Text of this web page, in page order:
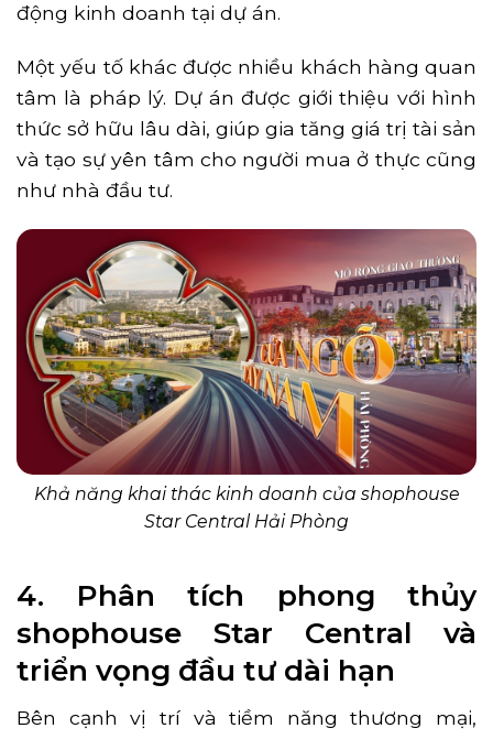
động kinh doanh tại dự án.
Một yếu tố khác được nhiều khách hàng quan
tâm là pháp lý. Dự án được giới thiệu với hình
thức sở hữu lâu dài, giúp gia tăng giá trị tài sản
và tạo sự yên tâm cho người mua ở thực cũng
như nhà đầu tư.
Khả năng khai thác kinh doanh của shophouse
Star Central Hải Phòng
4. Phân tích phong thủy
shophouse Star Central và
triển vọng đầu tư dài hạn
Bên cạnh vị trí và tiềm năng thương mại,